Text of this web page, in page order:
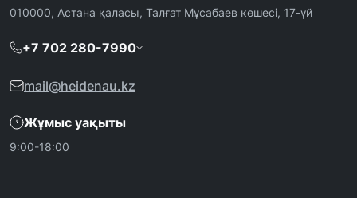
010000, Астана қаласы, Талғат Мұсабаев көшесі, 17-үй
+7 702 280-7990
mail@heidenau.kz
Жұмыс уақыты
9:00-18:00